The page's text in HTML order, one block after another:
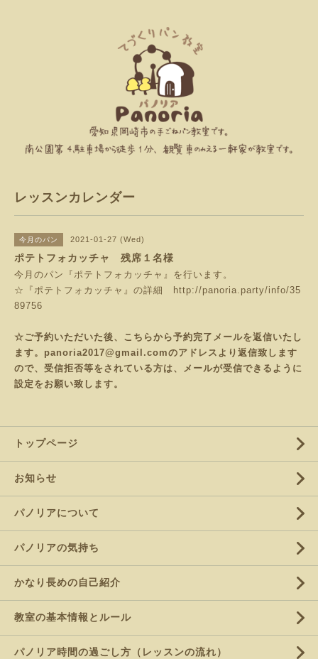
レッスンカレンダー
今月のパン 2021-01-27 (Wed)
ポテトフォカッチャ 残席１名様
今月のパン『ポテトフォカッチャ』を行います。
☆『ポテトフォカッチャ』の詳細
http://panoria.party/info/35
89756
☆ご予約いただいた後、こちらから予約完了メールを返信いたし
ます。panoria2017@gmail.comのアドレスより返信致します
ので、受信拒否等をされている方は、メールが受信できるように
設定をお願い致します。
トップページ
お知らせ
パノリアについて
パノリアの気持ち
かなり長めの自己紹介
教室の基本情報とルール
パノリア時間の過ごし方（レッスンの流れ）